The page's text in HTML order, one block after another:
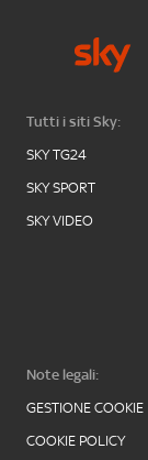
Tutti i siti Sky:
SKY TG24
SKY SPORT
SKY VIDEO
Note legali:
GESTIONE COOKIE
COOKIE POLICY